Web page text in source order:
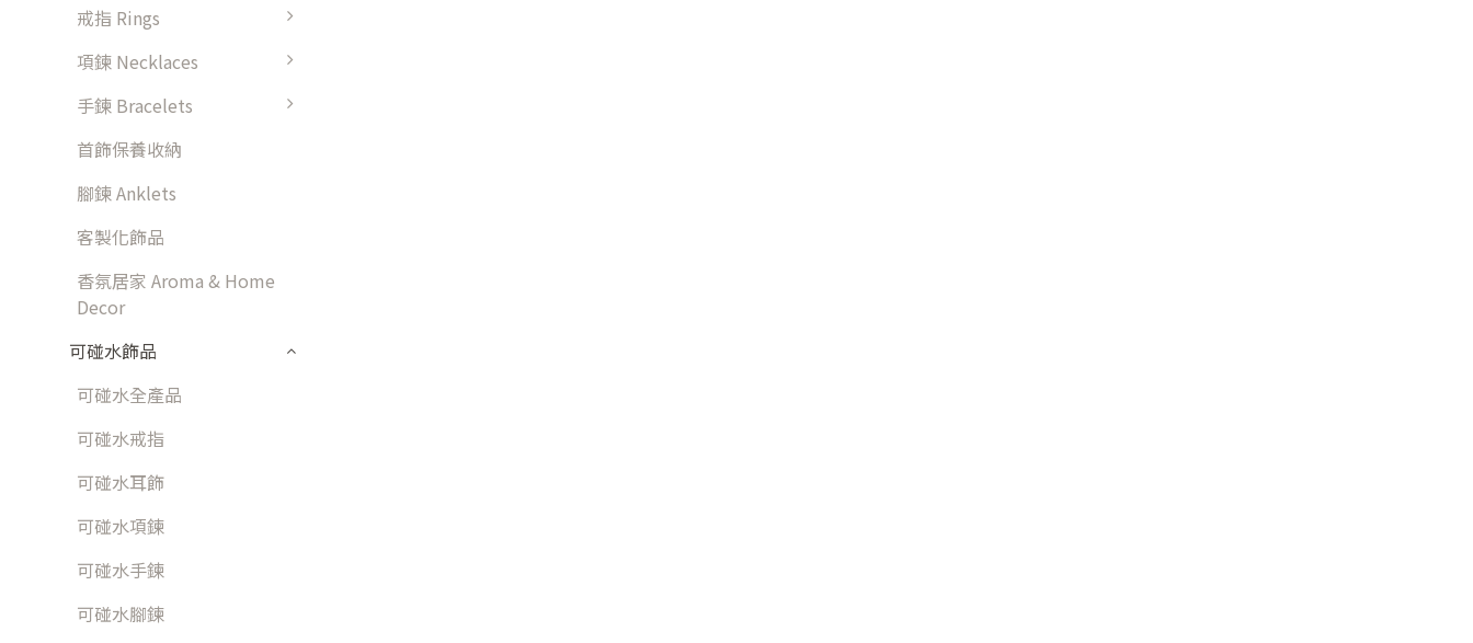
戒指 Rings
項鍊 Necklaces
手鍊 Bracelets
首飾保養收納
腳鍊 Anklets
客製化飾品
香氛居家 Aroma & Home
Decor
可碰水飾品
可碰水全產品
可碰水戒指
可碰水耳飾
可碰水項鍊
可碰水手鍊
可碰水腳鍊